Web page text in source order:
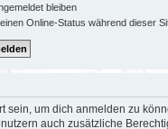
bleiben
Online-Status während dieser
sein, um dich anmelden zu
auch zusätzliche